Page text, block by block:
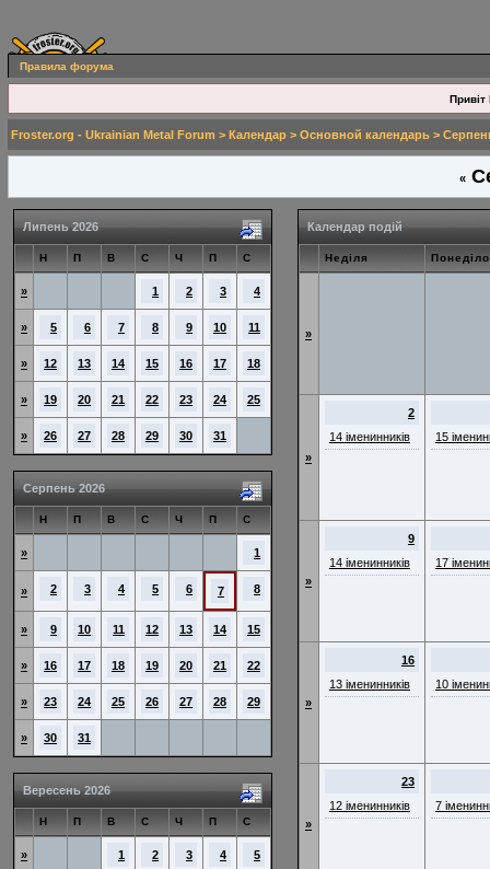
Правила форума
Привіт
Froster.org - Ukrainian Metal Forum > Календар > Основной календарь >
«
Липень 2026
Н П В С Ч П С
» 1 2 3 4
» 5 6 7 8 9 10 11
» 12 13 14 15 16 17 18
» 19 20 21 22 23 24 25
» 26 27 28 29 30 31
Серпень 2026
Н П В С Ч П С
» 1
» 2 3 4 5 6 7 8
» 9 10 11 12 13 14 15
» 16 17 18 19 20 21 22
» 23 24 25 26 27 28 29
» 30 31
Вересень 2026
Н П В С Ч П С
» 1 2 3 4 5
Календар подій
Неділя
»
»
2
14 іменинників
15
»
9
14 іменинників
17
»
16
13 іменинників
10
»
23
12 іменинників
7